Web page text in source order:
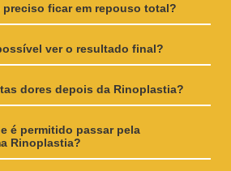
preciso ficar em repouso total?
ver o resultado final?
dores depois da Rinoplastia?
é permitido passar pela
Rinoplastia?